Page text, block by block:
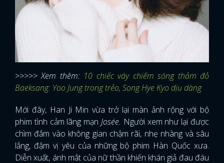
>>>>> Xem thêm: 10 chiếc váy chiếm sóng thảm đỏ
Baeksang: Yoo Jung trong trẻo, Song Hye Kyo dịu dàng
Mới đây, Han Ji Min vừa trở lại màn ảnh rộng với bộ
phim tình cảm lãng mạn Josée. Người xem như lại được
chìm đắm vào không gian chậm rãi, nhẹ nhàng và sâu
lắng, đậm vị yêu của những bộ phim Hàn Quốc xưa.
Diễn xuất, ánh mắt của nữ thần khiến khán giả đau đáu